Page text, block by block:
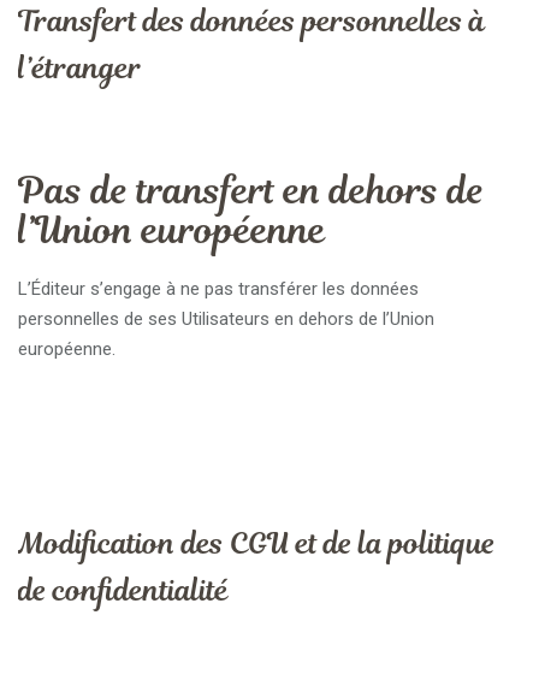
Transfert des données personnelles à
l’étranger
Pas de transfert en dehors de
l’Union européenne
L’Éditeur s’engage à ne pas transférer les données
personnelles de ses Utilisateurs en dehors de l’Union
européenne.
Modification des CGU et de la politique
de confidentialité